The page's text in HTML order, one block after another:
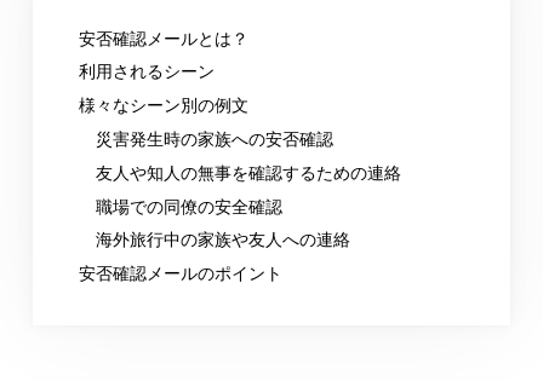
安否確認メールとは？
利用されるシーン
様々なシーン別の例文
災害発生時の家族への安否確認
友人や知人の無事を確認するための連絡
職場での同僚の安全確認
海外旅行中の家族や友人への連絡
安否確認メールのポイント